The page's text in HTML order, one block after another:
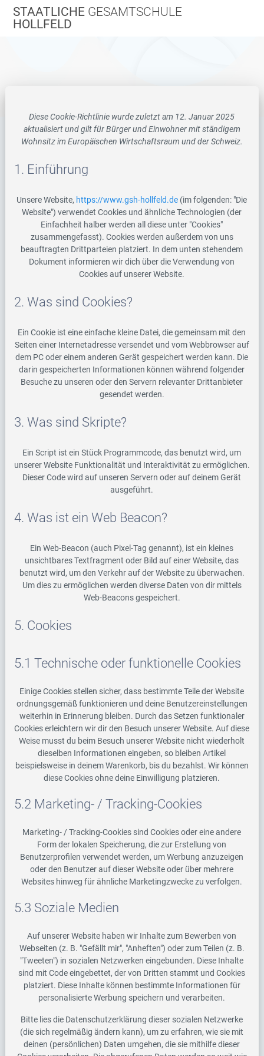
Zum
Inhalt
STAATLICHE GESAMTSCHULE
HOLLFELD
Diese Cookie-Richtlinie wurde zuletzt am 12. Januar 2025
aktualisiert und gilt für Bürger und Einwohner mit ständigem
Wohnsitz im Europäischen Wirtschaftsraum und der Schweiz.
1. Einführung
Unsere Website, https://www.gsh-hollfeld.de (im folgenden: "Die
Website") verwendet Cookies und ähnliche Technologien (der
Einfachheit halber werden all diese unter "Cookies"
zusammengefasst). Cookies werden außerdem von uns
beauftragten Drittparteien platziert. In dem unten stehendem
Dokument informieren wir dich über die Verwendung von
Cookies auf unserer Website.
2. Was sind Cookies?
Ein Cookie ist eine einfache kleine Datei, die gemeinsam mit den
Seiten einer Internetadresse versendet und vom Webbrowser auf
dem PC oder einem anderen Gerät gespeichert werden kann. Die
darin gespeicherten Informationen können während folgender
Besuche zu unseren oder den Servern relevanter Drittanbieter
gesendet werden.
3. Was sind Skripte?
Ein Script ist ein Stück Programmcode, das benutzt wird, um
unserer Website Funktionalität und Interaktivität zu ermöglichen.
Dieser Code wird auf unseren Servern oder auf deinem Gerät
ausgeführt.
4. Was ist ein Web Beacon?
Ein Web-Beacon (auch Pixel-Tag genannt), ist ein kleines
unsichtbares Textfragment oder Bild auf einer Website, das
benutzt wird, um den Verkehr auf der Website zu überwachen.
Um dies zu ermöglichen werden diverse Daten von dir mittels
Web-Beacons gespeichert.
5. Cookies
5.1 Technische oder funktionelle Cookies
Einige Cookies stellen sicher, dass bestimmte Teile der Website
ordnungsgemäß funktionieren und deine Benutzereinstellungen
weiterhin in Erinnerung bleiben. Durch das Setzen funktionaler
Cookies erleichtern wir dir den Besuch unserer Website. Auf diese
Weise musst du beim Besuch unserer Website nicht wiederholt
dieselben Informationen eingeben, so bleiben Artikel
beispielsweise in deinem Warenkorb, bis du bezahlst. Wir können
diese Cookies ohne deine Einwilligung platzieren.
5.2 Marketing- / Tracking-Cookies
Marketing- / Tracking-Cookies sind Cookies oder eine andere
Form der lokalen Speicherung, die zur Erstellung von
Benutzerprofilen verwendet werden, um Werbung anzuzeigen
oder den Benutzer auf dieser Website oder über mehrere
Websites hinweg für ähnliche Marketingzwecke zu verfolgen.
5.3 Soziale Medien
Auf unserer Website haben wir Inhalte zum Bewerben von
Webseiten (z. B. "Gefällt mir", "Anheften") oder zum Teilen (z. B.
"Tweeten") in sozialen Netzwerken eingebunden. Diese Inhalte
sind mit Code eingebettet, der von Dritten stammt und Cookies
platziert. Diese Inhalte können bestimmte Informationen für
personalisierte Werbung speichern und verarbeiten.
Bitte lies die Datenschutzerklärung dieser sozialen Netzwerke
(die sich regelmäßig ändern kann), um zu erfahren, wie sie mit
deinen (persönlichen) Daten umgehen, die sie mithilfe dieser